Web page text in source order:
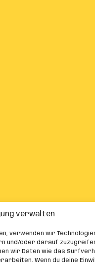
verwalten
verwenden wir
und/oder darauf
wir Daten wie das
Wenn du deine